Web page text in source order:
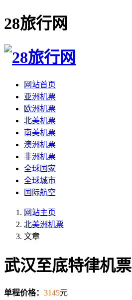
28旅行网
网站首页
亚洲机票
欧洲机票
北美机票
南美机票
澳洲机票
非洲机票
全球国家
全球城市
国际航空
网站主页
北美洲机票
文章
武汉至底特律机票
单程价格： 3145元